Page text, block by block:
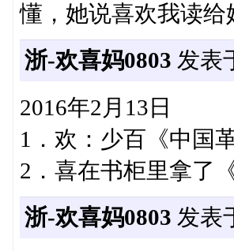
懂，她说喜欢我读给
浙-欢喜妈0803 发表
2016年2月13日
1．欢：少百《中国
2．喜在书柜里拿了
浙-欢喜妈0803 发表